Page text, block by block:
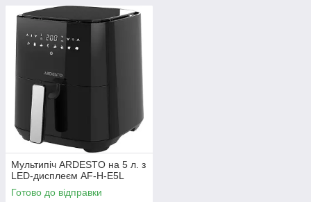
Мультипіч ARDESTO на 5 л. з
LED-дисплеєм AF-H-E5L
Готово до відправки